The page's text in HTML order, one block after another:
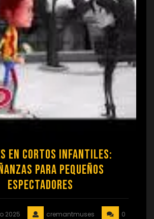
en Cortos Infantiles:
para Pequeños
Espectadores
2025 cremantmuses
0